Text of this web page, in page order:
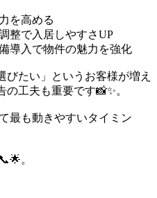
を高める
整で入居しやすさUP
導入で物件の魅力を強化
たい」というお客様が増え
工夫も重要です📸✨。
最も動きやすいタイミン
。